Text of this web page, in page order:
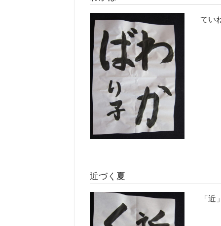
てい
近づく夏
「